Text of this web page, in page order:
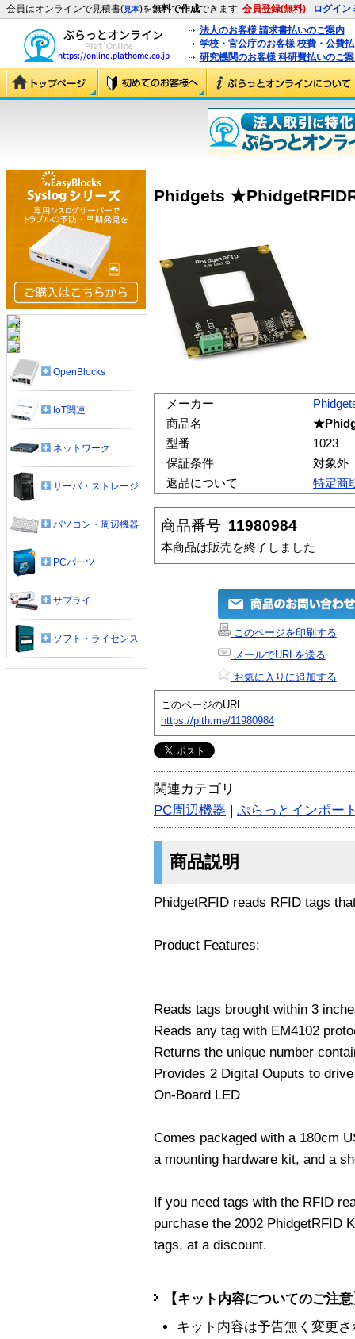
会員はオンラインで見積書(見本)を無料で作成できます 会員登録(無料) ログイン
法人のお客様 請求書払いのご案内
学校・官公庁のお客様 校費・公費
研究機関のお客様 科研費払いのご
Phidgets
メーカー
商品名
型番
1023
保証条件
対象外
返品について
特定商
商品番号 11980984
本商品は販売を終了しました
このページを印刷する
メールでURLを送る
お気に入りに追加する
このページのURL
https://plth.me/11980984
関連カテゴリ
PC周辺機器 | ぷらっとインポー
商品説明
PhidgetRFID reads RFID tags
Product Features:
Reads tags brought within 3
Reads any tag with EM4102
Returns the unique number
Provides 2 Digital Ouputs to
On-Board LED
Comes packaged with a 180cm
a mounting hardware kit, and a
If you need tags with the RFID
purchase the 2002 PhidgetRFID
tags, at a discount.
【キット内容についてのご注
キット内容は予告無く変更
OpenBlocks
IoT関連
ネットワーク
サーバ・ストレージ
パソコン・周辺機器
PCパーツ
サプライ
ソフト・ライセンス